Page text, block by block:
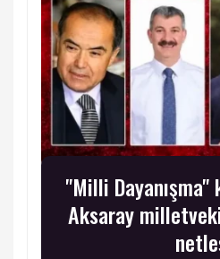
"Milli
Aksaray